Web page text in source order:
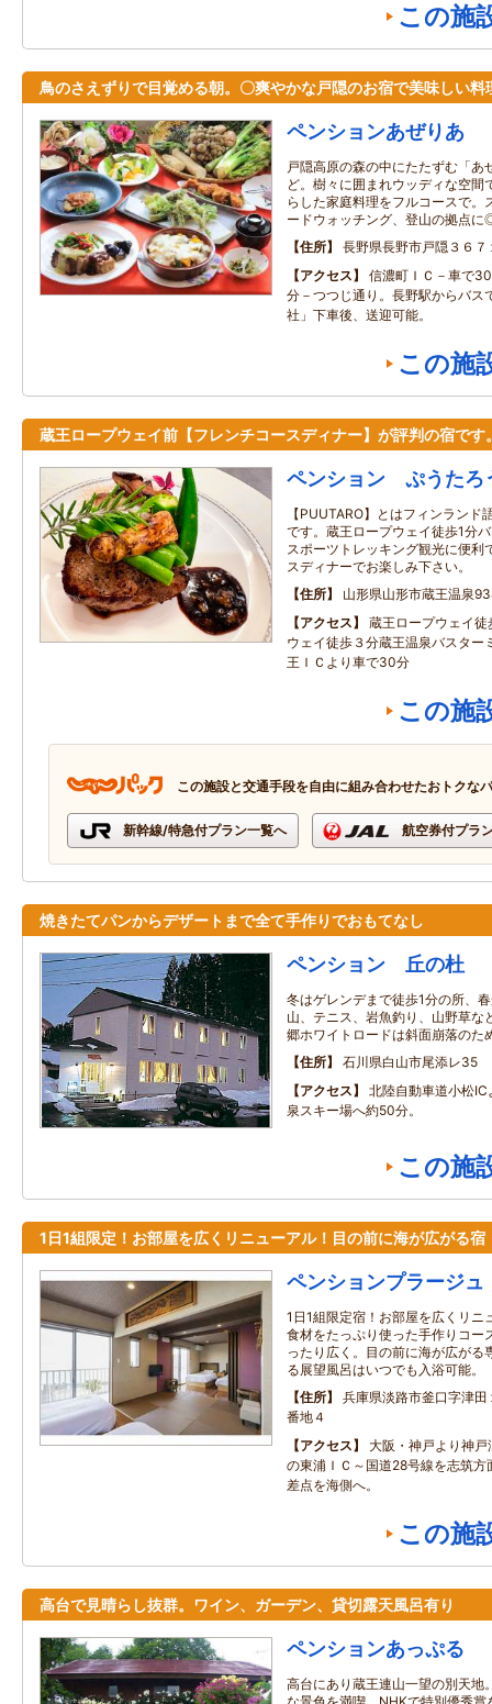
この施
鳥のさえずりで目覚める朝。〇爽やかな戸隠のお宿で美味しい料
ペンションあぜりあ
戸隠高原の森の中にたたずむ「あ
ど。樹々に囲まれウッディな空間
らした家庭料理をフルコースで。
ードウォッチング、登山の拠点
住所
長野県長野市戸隠３６７
アクセス
信濃町ＩＣ－車で
分－つつじ通り。長野駅からバス
社」下車後、送迎可能。
この施
蔵王ロープウェイ前【フレンチコースディナー】が評判の宿です
ペンション ぷうたろ
【PUUTARO】とはフィンラン
です。蔵王ロープウェイ徒歩1分
スポーツトレッキング観光に便利
スディナーでお楽しみ下さい。
住所
山形県山形市蔵王温泉
アクセス
蔵王ロープウェイ
ウェイ徒歩３分蔵王温泉バスター
王ＩＣより車で30分
この施
この施設と交通手段を自由に組み合わせたおトクな
新幹線/特急付プラン一覧へ 航空券付プラ
焼きたてパンからデザートまで全て手作りでおもてなし
ペンション 丘の杜
冬はゲレンデまで徒歩1分の所、
山、テニス、岩魚釣り、山野草な
郷ホワイトロードは斜面崩落のた
住所
石川県白山市尾添レ35
アクセス
北陸自動車道小松
泉スキー場へ約50分。
この施
1日1組限定！お部屋を広くリニューアル！目の前に海が広がる宿
ペンションプラージュ
1日1組限定宿！お部屋を広くリニ
食材をたっぷり使った手作りコ
ったり広く。目の前に海が広がる
る展望風呂はいつでも入浴可能。
住所
兵庫県淡路市釜口字津
番地４
アクセス
大阪・神戸より神
の東浦ＩＣ～国道28号線を志筑方
差点を海側へ。
この施
高台で見晴らし抜群。ワイン、ガーデン、貸切露天風呂有り
ペンションあっぷる
高台にあり蔵王連山一望の別天地